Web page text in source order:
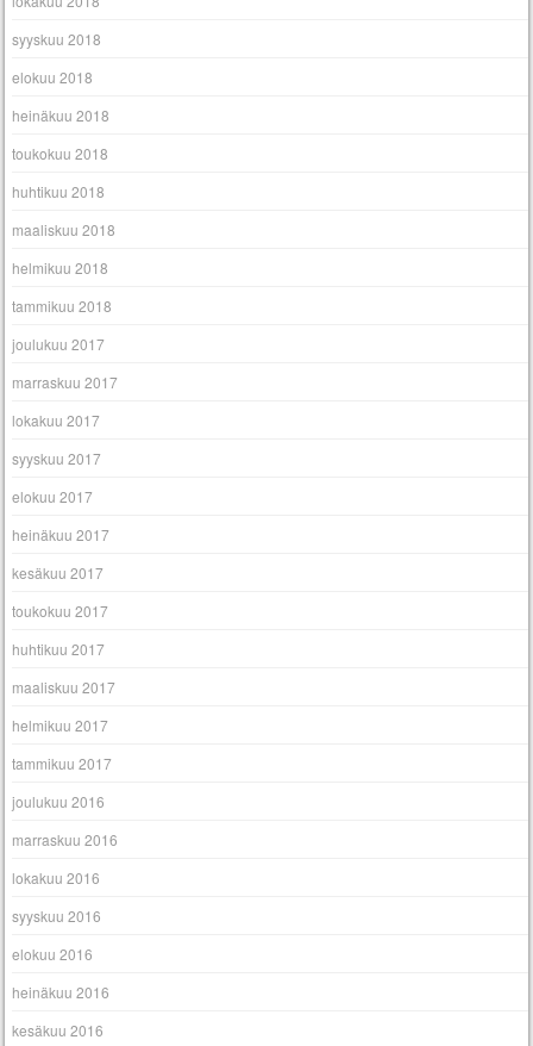
syyskuu 2018
elokuu 2018
heinäkuu 2018
toukokuu 2018
huhtikuu 2018
maaliskuu 2018
helmikuu 2018
tammikuu 2018
joulukuu 2017
marraskuu 2017
lokakuu 2017
syyskuu 2017
elokuu 2017
heinäkuu 2017
kesäkuu 2017
toukokuu 2017
huhtikuu 2017
maaliskuu 2017
helmikuu 2017
tammikuu 2017
joulukuu 2016
marraskuu 2016
lokakuu 2016
syyskuu 2016
elokuu 2016
heinäkuu 2016
kesäkuu 2016